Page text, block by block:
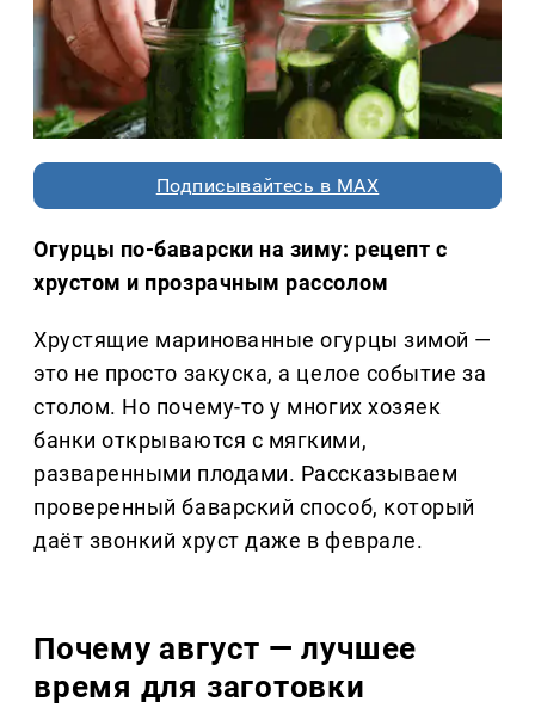
Подписывайтесь в MAX
Огурцы по-баварски на зиму: рецепт с
хрустом и прозрачным рассолом
Хрустящие маринованные огурцы зимой —
это не просто закуска, а целое событие за
столом. Но почему-то у многих хозяек
банки открываются с мягкими,
разваренными плодами. Рассказываем
проверенный баварский способ, который
даёт звонкий хруст даже в феврале.
Почему август — лучшее
время для заготовки